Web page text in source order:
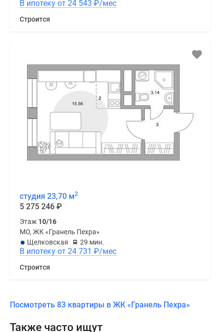
В ипотеку от 24 543 ₽/мес
Строится
студия 23,70 м2
5 275 246 ₽
Этаж 10/16
МО, ЖК «Гранель Пехра»
Щелковская
29 мин.
В ипотеку от 24 731 ₽/мес
Строится
Посмотреть 83 квартиры в ЖК «Гранель Пехра»
Также часто ищут